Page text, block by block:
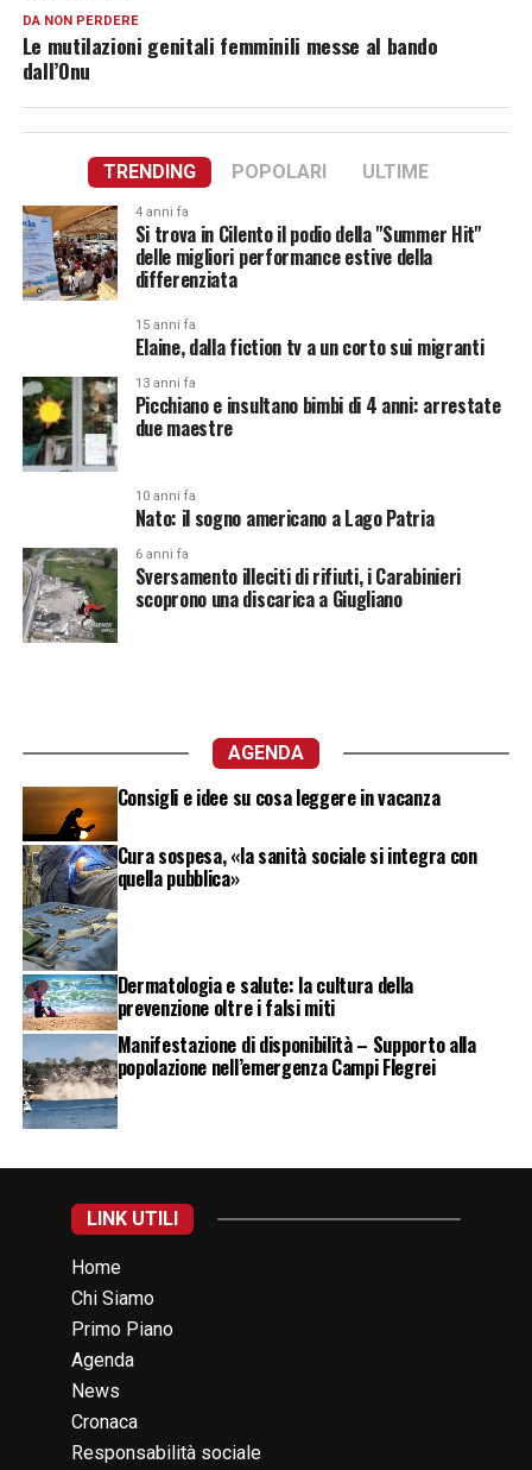
DA NON PERDERE
Le mutilazioni genitali femminili messe al bando
dall’Onu
TRENDING POPOLARI ULTIME
4 anni fa
Si trova in Cilento il podio della "Summer Hit"
delle migliori performance estive della
differenziata
15 anni fa
Elaine, dalla fiction tv a un corto sui migranti
13 anni fa
Picchiano e insultano bimbi di 4 anni: arrestate
due maestre
10 anni fa
Nato: il sogno americano a Lago Patria
6 anni fa
Sversamento illeciti di rifiuti, i Carabinieri
scoprono una discarica a Giugliano
AGENDA
Consigli e idee su cosa leggere in vacanza
Cura sospesa, «la sanità sociale si integra con
quella pubblica»
Dermatologia e salute: la cultura della
prevenzione oltre i falsi miti
Manifestazione di disponibilità – Supporto alla
popolazione nell’emergenza Campi Flegrei
LINK UTILI
Home
Chi Siamo
Primo Piano
Agenda
News
Cronaca
Responsabilità sociale